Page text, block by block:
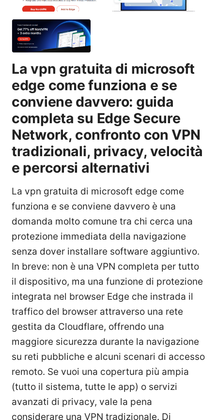
La vpn gratuita di microsoft
edge come funziona e se
conviene davvero: guida
completa su Edge Secure
Network, confronto con VPN
tradizionali, privacy, velocità
e percorsi alternativi
La vpn gratuita di microsoft edge come
funziona e se conviene davvero è una
domanda molto comune tra chi cerca una
protezione immediata della navigazione
senza dover installare software aggiuntivo.
In breve: non è una VPN completa per tutto
il dispositivo, ma una funzione di protezione
integrata nel browser Edge che instrada il
traffico del browser attraverso una rete
gestita da Cloudflare, offrendo una
maggiore sicurezza durante la navigazione
su reti pubbliche e alcuni scenari di accesso
remoto. Se vuoi una copertura più ampia
(tutto il sistema, tutte le app) o servizi
avanzati di privacy, vale la pena
considerare una VPN tradizionale. Di